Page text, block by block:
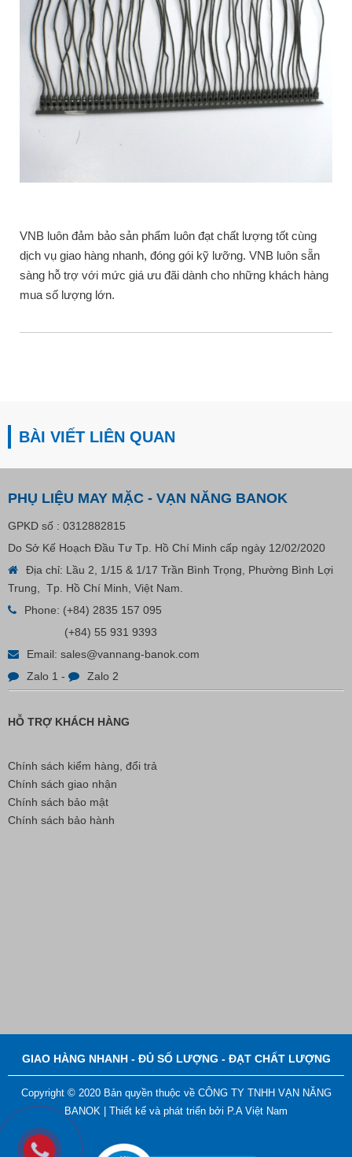
VNB luôn đảm bảo sản phẩm luôn đạt chất lượng tốt cùng
dịch vụ giao hàng nhanh, đóng gói kỹ lưỡng. VNB luôn sẵn
sàng hỗ trợ với mức giá ưu đãi dành cho những khách hàng
mua số lượng lớn.
BÀI VIẾT LIÊN QUAN
PHỤ LIỆU MAY MẶC - VẠN NĂNG BANOK
GPKD số : 0312882815
Do Sở Kế Hoạch Đầu Tư Tp. Hồ Chí Minh cấp ngày 12/02/2020
Địa chỉ: Lầu 2, 1/15 & 1/17 Trần Bình Trọng, Phường Bình Lợi
Trung, Tp. Hồ Chí Minh, Việt Nam.
Phone: (+84) 2835 157 095
(+84) 55 931 9393
Email: sales@vannang-banok.com
Zalo 1 - Zalo 2
HỖ TRỢ KHÁCH HÀNG
Chính sách kiểm hàng, đổi trả
Chính sách giao nhận
Chính sách bảo mật
Chính sách bảo hành
GIAO HÀNG NHANH - ĐỦ SỐ LƯỢNG - ĐẠT CHẤT LƯỢNG
Copyright © 2020 Bản quyền thuộc về CÔNG TY TNHH VẠN NĂNG
BANOK | Thiết kế và phát triển bởi P.A Việt Nam